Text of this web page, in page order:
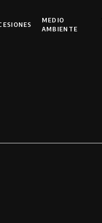
MEDIO
AMBIENTE